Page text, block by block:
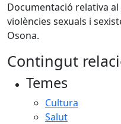
Documentació relativa
violències sexuals i
Osona.
Contingut
Temes
Cultura
Salut